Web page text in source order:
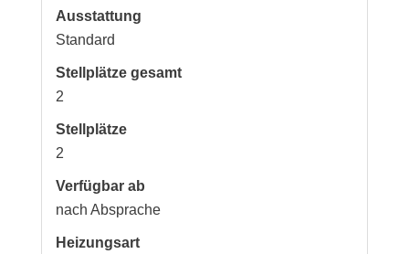
Ausstattung
Standard
Stellplätze gesamt
2
Stellplätze
2
Verfügbar ab
nach Absprache
Heizungsart